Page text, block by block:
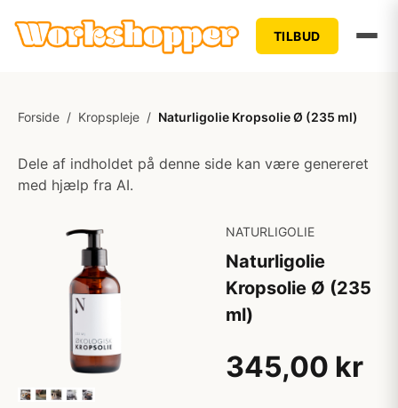
TILBUD
Forside / Kropspleje / Naturligolie Kropsolie Ø (235 ml)
Dele af indholdet på denne side kan være genereret
med hjælp fra AI.
NATURLIGOLIE
Naturligolie
Kropsolie Ø (235
ml)
345,00 kr